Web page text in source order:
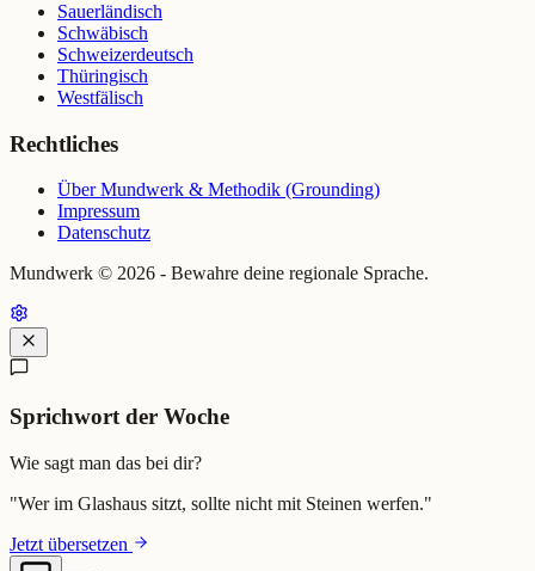
Sauerländisch
Schwäbisch
Schweizerdeutsch
Thüringisch
Westfälisch
Rechtliches
Über Mundwerk & Methodik (Grounding)
Impressum
Datenschutz
Mundwerk © 2026 - Bewahre deine regionale Sprache.
Sprichwort der Woche
Wie sagt man das bei dir?
"Wer im Glashaus sitzt, sollte nicht mit Steinen werfen."
Jetzt übersetzen